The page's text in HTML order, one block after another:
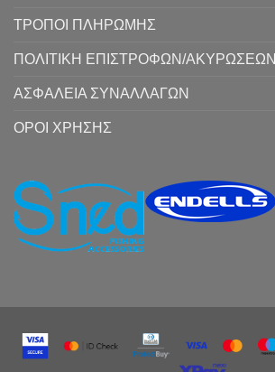
ΤΡΟΠΟΙ ΠΛΗΡΩΜΗΣ
ΠΟΛΙΤΙΚΗ ΕΠΙΣΤΡΟΦΩΝ/ΑΚΥΡΩΣΕΩΝ
ΑΣΦΑΛΕΙΑ ΣΥΝΑΛΛΑΓΩΝ
ΟΡΟΙ ΧΡΗΣΗΣ